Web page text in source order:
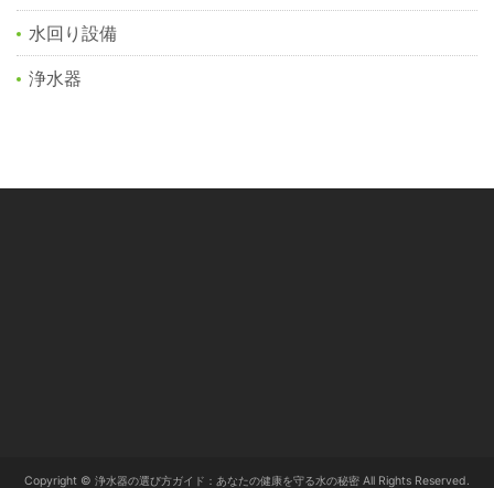
水回り設備
浄水器
Copyright © 浄水器の選び方ガイド：あなたの健康を守る水の秘密 All Rights Reserved.